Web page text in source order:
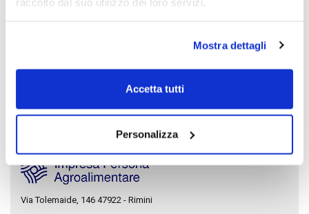
Mostra dettagli
Accetta tutti
Personalizza
Ci incontriamo da remoto su Zoom, ogni due settimane, e
Per avere maggiori informazioni su come partecipare, compila il
Link utili
Via Tolemaide, 146 47922 - Rimini